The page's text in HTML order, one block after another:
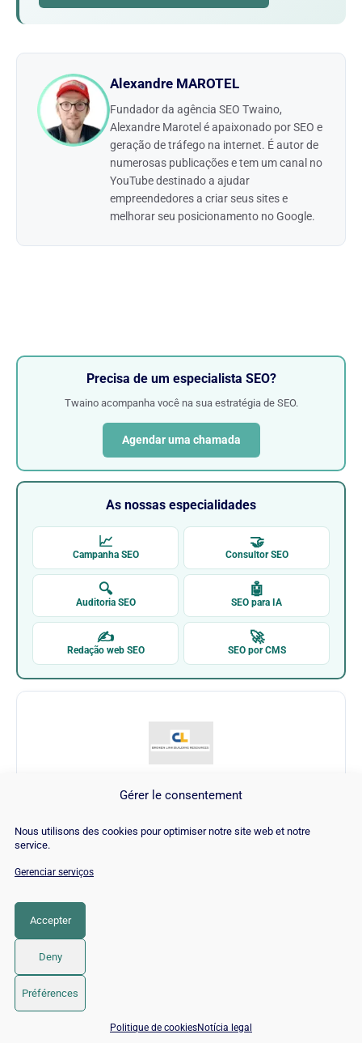
Gérer le consentement
Nous utilisons des cookies pour optimiser notre site web et notre
service.
Gerenciar serviços
Accepter
Deny
Préférences
Politique de cookiesNotícia legal
Alexandre MAROTEL
Fundador da agência SEO Twaino,
Alexandre Marotel é apaixonado por SEO e
geração de tráfego na internet. É autor de
numerosas publicações e tem um canal no
YouTube destinado a ajudar
empreendedores a criar seus sites e
melhorar seu posicionamento no Google.
Precisa de um especialista SEO?
Twaino acompanha você na sua estratégia de SEO.
Agendar uma chamada
As nossas especialidades
📈
Campanha SEO
🤝
Consultor SEO
🔍
Auditoria SEO
🤖
SEO para IA
✍
Redação web SEO
🚀
SEO por CMS
Broken Link Finder
CATEGORIA
📅 Agendar 15 min com um especialista SEO / GEO